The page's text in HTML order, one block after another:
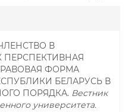
В
ПЕРСПЕКТИВНАЯ
ФОРМА
БЕЛАРУСЬ В
ПОРЯДКА. Вестник
университета.